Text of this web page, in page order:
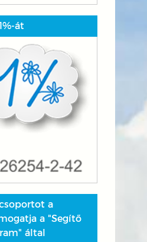
át
a
a "Segítő
által